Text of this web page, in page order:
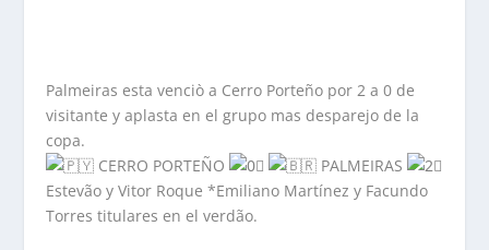
Palmeiras esta venciò a Cerro Porteño por 2 a 0 de
visitante y aplasta en el grupo mas desparejo de la
copa.
CERRO PORTEÑO
PALMEIRAS
Estevão y Vitor Roque *Emiliano Martínez y Facundo
Torres titulares en el verdão.